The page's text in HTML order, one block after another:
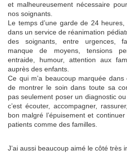
et malheureusement nécessaire
nos soignants.
Le temps d’une garde de 24
dans un service de réanimation
des soignants, entre urgences,
manque de moyens, tensions
entraide, humour, attention aux
auprès des enfants.
Ce qui m’a beaucoup marquée dans
de montrer le soin dans toute sa
pas seulement poser un diagnostic
c’est écouter, accompagner,
bon malgré l’épuisement et
patients comme des familles.
J’ai aussi beaucoup aimé le côté très